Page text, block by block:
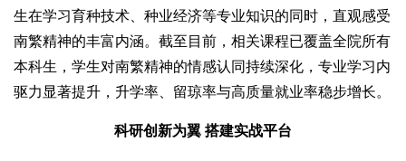
生在学习育种技术、种业经济等专业知识的同时，直观感受
南繁精神的丰富内涵。截至目前，相关课程已覆盖全院所有
本科生，学生对南繁精神的情感认同持续深化，专业学习内
驱力显著提升，升学率、留琼率与高质量就业率稳步增长。
科研创新为翼 搭建实战平台